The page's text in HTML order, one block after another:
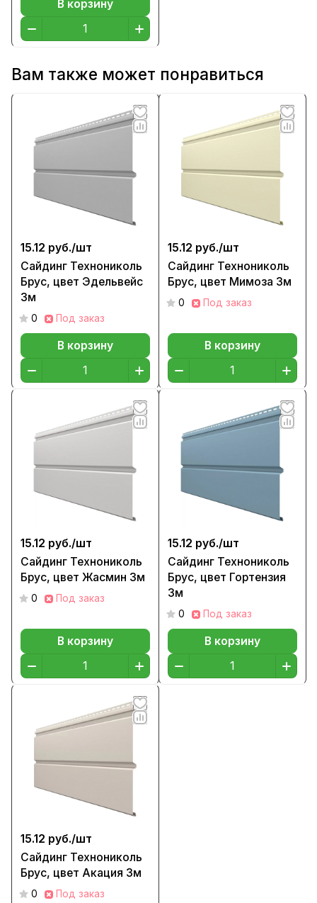
В корзину
Вам также может понравиться
15.12 руб./шт
Сайдинг Технониколь
Брус, цвет Эдельвейс
3м
0 Под заказ
В корзину
15.12 руб./шт
Сайдинг Технониколь
Брус, цвет Мимоза 3м
0 Под заказ
В корзину
15.12 руб./шт
Сайдинг Технониколь
Брус, цвет Жасмин 3м
0 Под заказ
В корзину
15.12 руб./шт
Сайдинг Технониколь
Брус, цвет Гортензия
3м
0 Под заказ
В корзину
15.12 руб./шт
Сайдинг Технониколь
Брус, цвет Акация 3м
0 Под заказ